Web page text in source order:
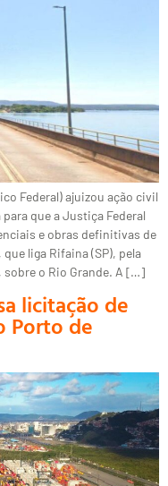
Federal) ajuizou ação civil
que a Justiça Federal
e obras definitivas de
liga Rifaina (SP), pela
sobre o Rio Grande. A […]
licitação de
Porto de